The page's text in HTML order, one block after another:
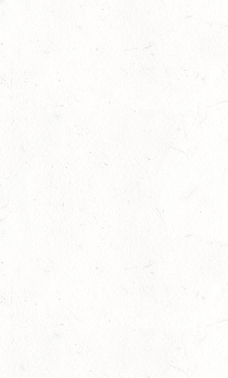
Britt Roth siegt mit Team Deutschland
Veränderungen im Fachbeirat Fahren